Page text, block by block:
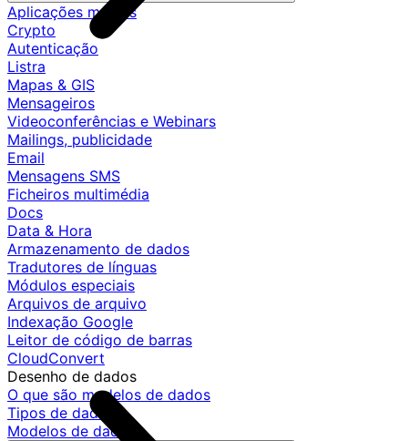
Aplicações móveis
Crypto
Autenticação
Listra
Mapas & GIS
Mensageiros
Videoconferências e Webinars
Mailings, publicidade
Email
Mensagens SMS
Ficheiros multimédia
Docs
Data & Hora
Armazenamento de dados
Tradutores de línguas
Módulos especiais
Arquivos de arquivo
Indexação Google
Leitor de código de barras
CloudConvert
Desenho de dados
O que são modelos de dados
Tipos de dados
Modelos de dados